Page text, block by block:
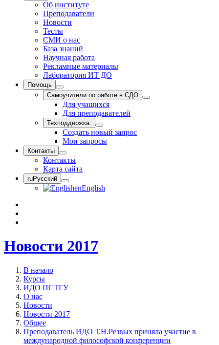
Об институте
Преподаватели
Новости
Тесты
СМИ о нас
База знаний
Научная работа
Рекламные материалы
Лаборатория ИТ ДО
Помощь
Самоучители по работе в СДО
Для учащихся
Для преподавателей
Техподдержка:
Создать новый запрос
Мои запросы
Контакты
Контакты
Карта сайта
ruРусский
enEnglish
Новости 2017
В начало
Курсы
ИДО ПСТГУ
О нас
Новости
Новости 2017
Общее
Преподаватель ИДО Т.Н.Резвых приняла участие в
международной философской конференции